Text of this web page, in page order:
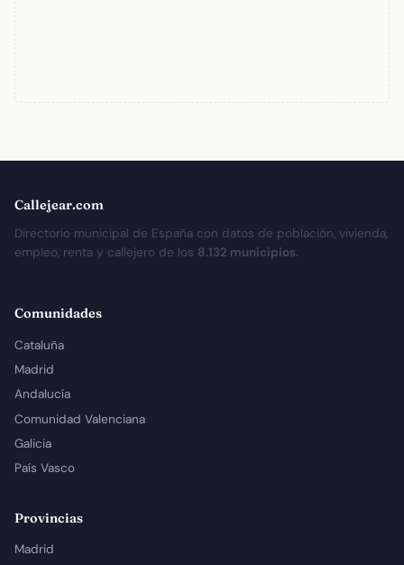
Callejear.com
Directorio municipal de España con datos de población, vivienda,
empleo, renta y callejero de los 8.132 municipios.
Comunidades
Cataluña
Madrid
Andalucía
Comunidad Valenciana
Galicia
País Vasco
Provincias
Madrid